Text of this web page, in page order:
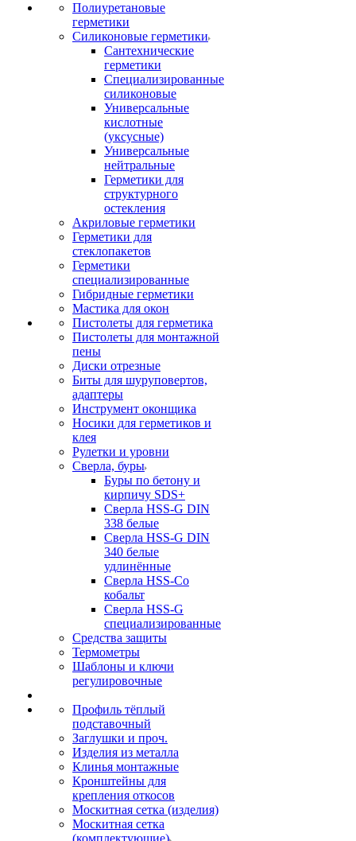
Полиуретановые
герметики
Силиконовые герметики
Сантехнические
герметики
Специализированные
силиконовые
Универсальные
кислотные
(уксусные)
Универсальные
нейтральные
Герметики для
структурного
остекления
Акриловые герметики
Герметики для
стеклопакетов
Герметики
специализированные
Гибридные герметики
Мастика для окон
Пистолеты для герметика
Пистолеты для монтажной
пены
Диски отрезные
Биты для шуруповертов,
адаптеры
Инструмент оконщика
Носики для герметиков и
клея
Рулетки и уровни
Сверла, буры
Буры по бетону и
кирпичу SDS+
Сверла HSS-G DIN
338 белые
Сверла HSS-G DIN
340 белые
удлинённые
Сверла HSS-Co
кобальт
Сверла HSS-G
специализированные
Средства защиты
Термометры
Шаблоны и ключи
регулировочные
Профиль тёплый
подставочный
Заглушки и проч.
Изделия из металла
Клинья монтажные
Кронштейны для
крепления откосов
Москитная сетка (изделия)
Москитная сетка
(комплектующие)